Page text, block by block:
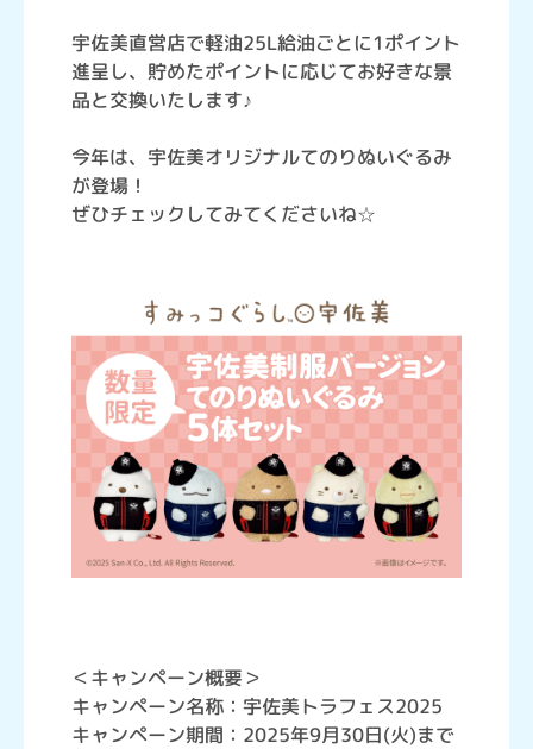
宇佐美直営店で軽油25L給油ごとに1ポイント
進呈し、貯めたポイントに応じてお好きな景
品と交換いたします♪
今年は、宇佐美オリジナルてのりぬいぐるみ
が登場！
ぜひチェックしてみてくださいね☆
＜キャンペーン概要＞
キャンペーン名称：宇佐美トラフェス2025
キャンペーン期間：2025年9月30日(火)まで